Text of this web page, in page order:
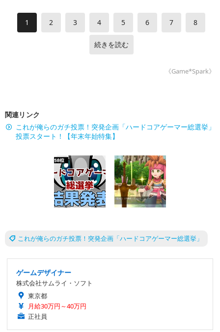
1 2 3 4 5 6 7 8
続きを読む
《Game*Spark》
関連リンク
これが俺らのガチ投票！突発企画「ハードコアゲーマー総選挙」
投票スタート！【年末年始特集】
これが俺らのガチ投票！突発企画「ハードコアゲーマー総選挙」
ゲームデザイナー
株式会社サムライ・ソフト
東京都
月給30万円～40万円
正社員